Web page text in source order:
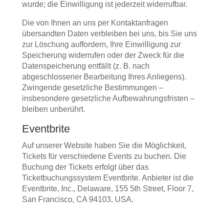
wurde; die Einwilligung ist jederzeit widerrufbar.
Die von Ihnen an uns per Kontaktanfragen
übersandten Daten verbleiben bei uns, bis Sie uns
zur Löschung auffordern, Ihre Einwilligung zur
Speicherung widerrufen oder der Zweck für die
Datenspeicherung entfällt (z. B. nach
abgeschlossener Bearbeitung Ihres Anliegens).
Zwingende gesetzliche Bestimmungen –
insbesondere gesetzliche Aufbewahrungsfristen –
bleiben unberührt.
Eventbrite
Auf unserer Website haben Sie die Möglichkeit,
Tickets für verschiedene Events zu buchen. Die
Buchung der Tickets erfolgt über das
Ticketbuchungssystem Eventbrite. Anbieter ist die
Eventbrite, Inc., Delaware, 155 5th Street, Floor 7,
San Francisco, CA 94103, USA.